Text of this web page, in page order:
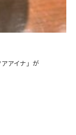
アイナ」が